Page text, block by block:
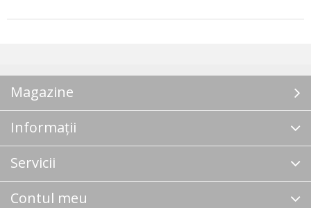
Magazine
Informații
Servicii
Contul meu